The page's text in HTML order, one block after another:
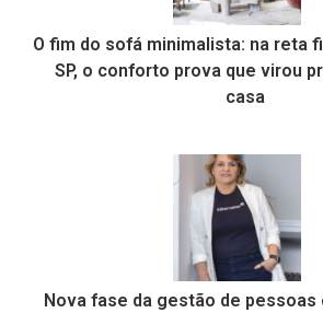
O fim do sofá minimalista: na reta
SP, o conforto prova que virou
casa
Nova fase da gestão de